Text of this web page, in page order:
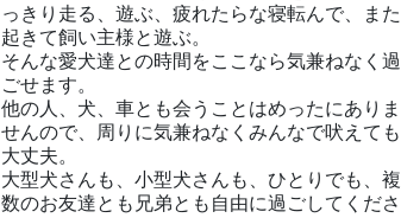
っきり走る、遊ぶ、疲れたらな寝転んで、また
起きて飼い主様と遊ぶ。
そんな愛犬達との時間をここなら気兼ねなく過
ごせます。
他の人、犬、車とも会うことはめったにありま
せんので、周りに気兼ねなくみんなで吠えても
大丈夫。
大型犬さんも、小型犬さんも、ひとりでも、複
数のお友達とも兄弟とも自由に過ごしてくださ